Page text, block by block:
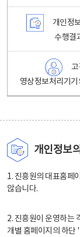
개인정
수행결
고
영상정보처리기기
개인정보
1. 진흥원의 대표홈페
않습니다.
2. 진흥원이 운영하는
개별 홈페이지의 하단